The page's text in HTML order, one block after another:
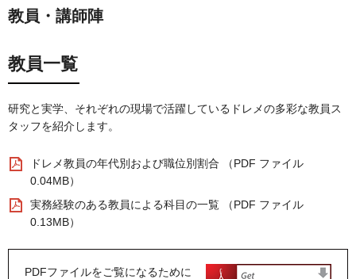
ン
へ教員・講師陣
教員一覧
研究と実学、それぞれの現場で活躍しているドレメの多彩な教員ス
タッフを紹介します。
ドレメ教員の年代別および職位別割合 （PDF ファイル
0.04MB）
実務経験のある教員による科目の一覧 （PDF ファイル
0.13MB）
PDFファイルをご覧になるために